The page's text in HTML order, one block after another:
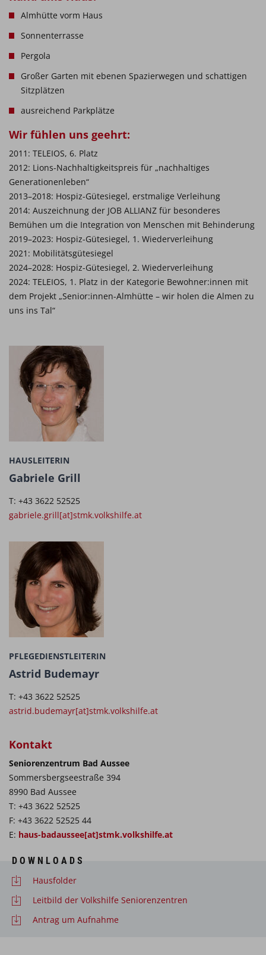
Almhütte vorm Haus
Sonnenterrasse
Pergola
Großer Garten mit ebenen Spazierwegen und schattigen
Sitzplätzen
ausreichend Parkplätze
Wir fühlen uns geehrt:
2011: TELEIOS, 6. Platz
2012: Lions-Nachhaltigkeitspreis für „nachhaltiges
Generationenleben“
2013–2018: Hospiz-Gütesiegel, erstmalige Verleihung
2014: Auszeichnung der JOB ALLIANZ für besonderes
Bemühen um die Integration von Menschen mit Behinderung
2019–2023: Hospiz-Gütesiegel, 1. Wiederverleihung
2021: Mobilitätsgütesiegel
2024–2028: Hospiz-Gütesiegel, 2. Wiederverleihung
2024: TELEIOS, 1. Platz in der Kategorie Bewohner:innen mit
dem Projekt „Senior:innen-Almhütte – wir holen die Almen zu
uns ins Tal“
HAUSLEITERIN
Gabriele Grill
T: +43 3622 52525
gabriele.grill[at]stmk.volkshilfe.at
PFLEGEDIENSTLEITERIN
Astrid Budemayr
T: +43 3622 52525
astrid.budemayr[at]stmk.volkshilfe.at
Kontakt
Seniorenzentrum Bad Aussee
Sommersbergseestraße 394
8990 Bad Aussee
T: +43 3622 52525
F: +43 3622 52525 44
E: haus-badaussee[at]stmk.volkshilfe.at
DOWNLOADS
Hausfolder
Leitbild der Volkshilfe Seniorenzentren
Antrag um Aufnahme